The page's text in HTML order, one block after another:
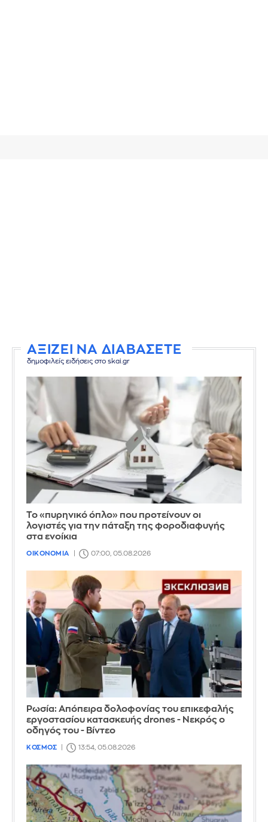
ΑΞΙΖΕΙ ΝΑ ΔΙΑΒΑΣΕΤΕ
δημοφιλείς ειδήσεις στο skai.gr
Το «πυρηνικό όπλο» που προτείνουν οι
λογιστές για την πάταξη της φοροδιαφυγής
στα ενοίκια
ΟΙΚΟΝΟΜΙΑ 07:00, 05.08.2026
Ρωσία: Απόπειρα δολοφονίας του επικεφαλής
εργοστασίου κατασκευής drones - Νεκρός ο
οδηγός του - Βίντεο
ΚΟΣΜΟΣ 13:54, 05.08.2026